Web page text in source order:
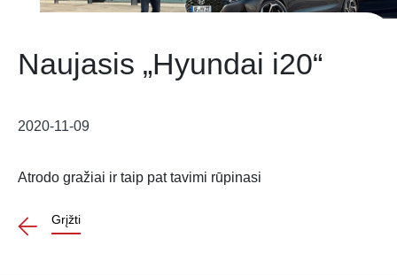
Naujasis „Hyundai i20“
2020-11-09
Atrodo gražiai ir taip pat tavimi rūpinasi
Grįžti